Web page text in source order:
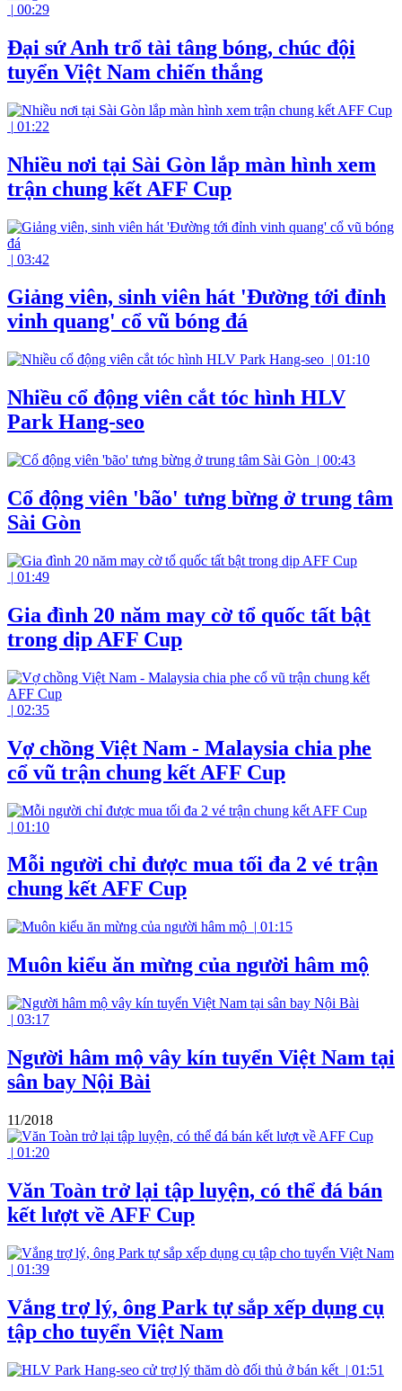
| 00:29
Đại sứ Anh trổ tài tâng bóng, chúc đội
tuyển Việt Nam chiến thắng
| 01:22
Nhiều nơi tại Sài Gòn lắp màn hình xem
trận chung kết AFF Cup
| 03:42
Giảng viên, sinh viên hát 'Đường tới đỉnh
vinh quang' cổ vũ bóng đá
| 01:10
Nhiều cổ động viên cắt tóc hình HLV
Park Hang-seo
| 00:43
Cổ động viên 'bão' tưng bừng ở trung tâm
Sài Gòn
| 01:49
Gia đình 20 năm may cờ tổ quốc tất bật
trong dịp AFF Cup
| 02:35
Vợ chồng Việt Nam - Malaysia chia phe
cổ vũ trận chung kết AFF Cup
| 01:10
Mỗi người chỉ được mua tối đa 2 vé trận
chung kết AFF Cup
| 01:15
Muôn kiểu ăn mừng của người hâm mộ
| 03:17
Người hâm mộ vây kín tuyển Việt Nam tại
sân bay Nội Bài
11/2018
| 01:20
Văn Toàn trở lại tập luyện, có thể đá bán
kết lượt về AFF Cup
| 01:39
Vắng trợ lý, ông Park tự sắp xếp dụng cụ
tập cho tuyển Việt Nam
| 01:51